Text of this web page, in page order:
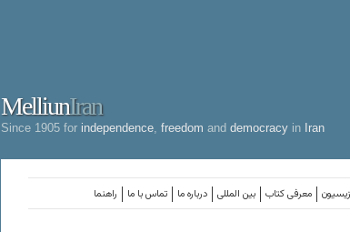
MelliunIran
Since 1905 for independence freedom and democracy in Iran
راهنما تماس با ما درباره ما بین المللی معرفی کتاب